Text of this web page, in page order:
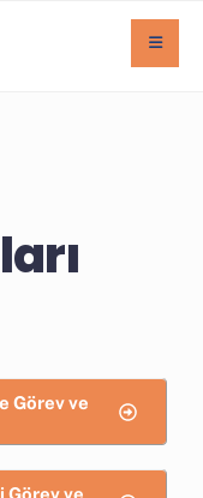
Görev ve
Görev ve